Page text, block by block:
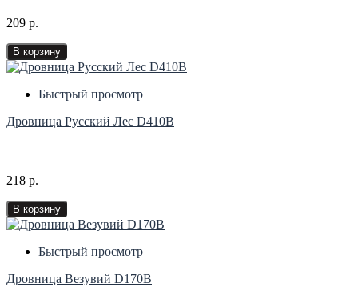
209 р.
В корзину
Быстрый просмотр
Дровница Русский Лес D410В
218 р.
В корзину
Быстрый просмотр
Дровница Везувий D170B